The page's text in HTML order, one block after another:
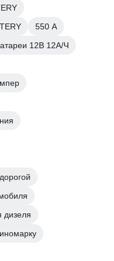
550 А
12В 12А/Ч
дизеля